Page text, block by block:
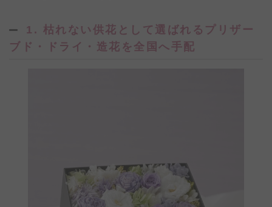
1. 枯れない供花として選ばれるプリザー
ブド・ドライ・造花を全国へ手配